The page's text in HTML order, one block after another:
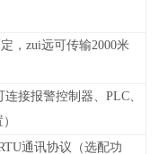
，zui远可传输2000米
接报警控制器、PLC、
通讯协议 （选配功